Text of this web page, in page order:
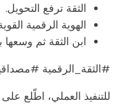
الثقة ترفع التحويل.
الهوية الرقمية
ابن الثقة ثم وسعها
#الثقة_الرقمية
للتنفيذ العملي، اطّلع على